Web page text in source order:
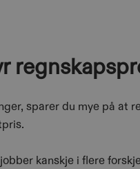
sparer du mye på at
kanskje i flere